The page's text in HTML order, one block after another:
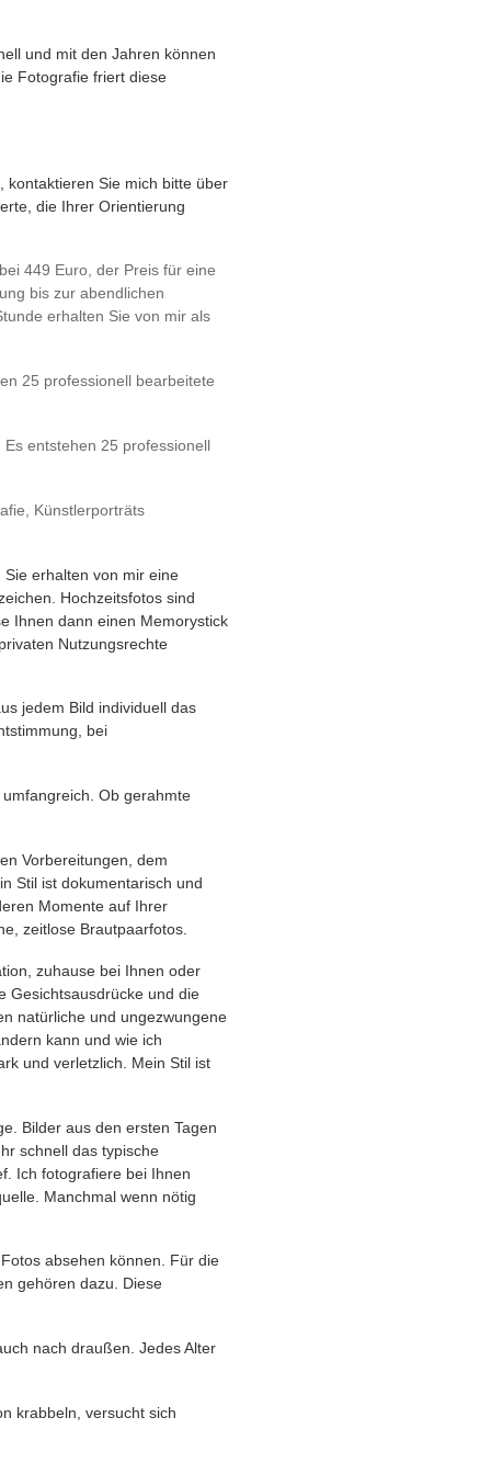
und mit den Jahren können
Fotografie friert diese
Sie mich bitte über
die Ihrer Orientierung
449 Euro, der Preis für eine
bis zur abendlichen
erhalten Sie von mir als
25 professionell bearbeitete
entstehen 25 professionell
Künstlerporträts
erhalten von mir eine
Hochzeitsfotos sind
Ihnen dann einen Memorystick
Nutzungsrechte
jedem Bild individuell das
bei
Ob gerahmte
Vorbereitungen, dem
Stil ist dokumentarisch und
Momente auf Ihrer
zeitlose Brautpaarfotos.
zuhause bei Ihnen oder
Gesichtsausdrücke und die
natürliche und ungezwungene
kann und wie ich
und verletzlich. Mein Stil ist
Bilder aus den ersten Tagen
schnell das typische
Ich fotografiere bei Ihnen
Manchmal wenn nötig
absehen können. Für die
gehören dazu. Diese
nach draußen. Jedes Alter
krabbeln, versucht sich